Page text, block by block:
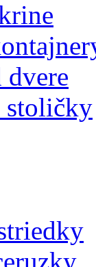
dvere
stoličky